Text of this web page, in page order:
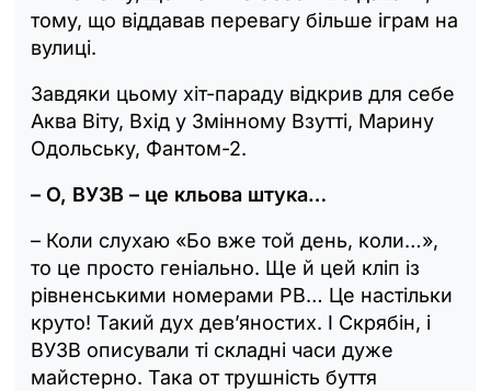
тому, що віддавав перевагу більше іграм на
вулиці.
Завдяки цьому хіт-параду відкрив для себе
Аква Віту, Вхід у Змінному Взутті, Марину
Одольську, Фантом-2.
– О, ВУЗВ – це кльова штука…
– Коли слухаю «Бо вже той день, коли…»,
то це просто геніально. Ще й цей кліп із
рівненськими номерами РВ… Це настільки
круто! Такий дух дев’яностих. І Скрябін, і
ВУЗВ описували ті складні часи дуже
майстерно. Така от трушність буття